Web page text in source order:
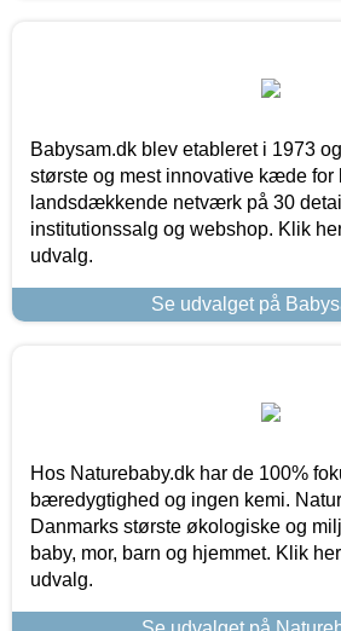
Babysam.dk blev etableret i 1973
største og mest innovative kæde for
landsdækkende netværk på 30
institutionssalg og webshop. Klik
udvalg.
Se udvalget på
Hos Naturebaby.dk har de 100%
bæredygtighed og ingen kemi.
Danmarks største økologiske og
baby, mor, barn og hjemmet. Klik
udvalg.